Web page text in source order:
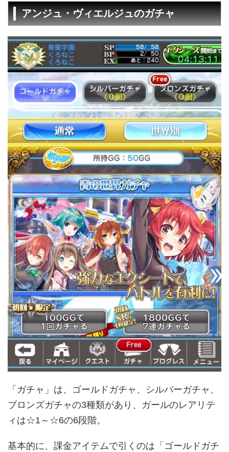
アンジュ・ヴィエルジュのガチャ
「ガチャ」は、ゴールドガチャ、シルバーガチャ、
ブロンズガチャの3種類があり、ガールのレアリテ
ィは☆1～☆6の6段階。
基本的に、課金アイテムで引くのは「ゴールドガチ